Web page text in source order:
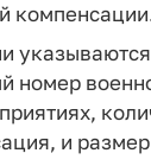
номер
и